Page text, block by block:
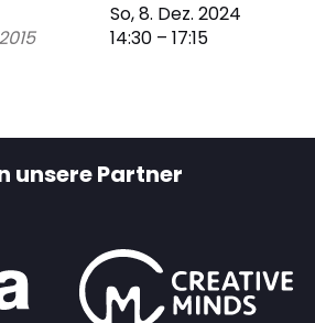
So, 8. Dez. 2024
14:30 – 17:15
unsere Partner